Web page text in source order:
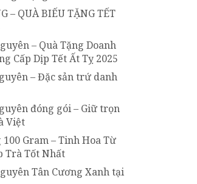
– QUÀ BIẾU TẶNG TẾT
– Quà Tặng Doanh
Cấp Dịp Tết Ất Tỵ 2025
– Đặc sản trứ danh
đóng gói – Giữ trọn
Việt
Gram – Tinh Hoa Từ
Trà Tốt Nhất
Tân Cương Xanh tại